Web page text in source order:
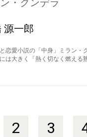
・クンデラ
源一郎
恋愛小説の「中身」ミラン
は大きく「熱く切なく燃える
2 3